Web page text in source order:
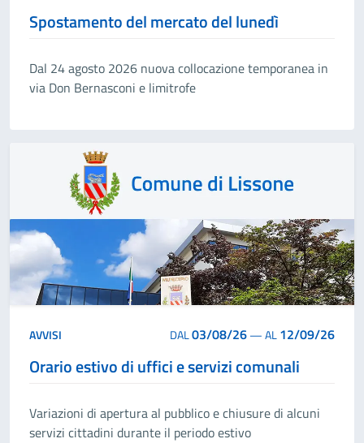
Spostamento del mercato del lunedì
Dal 24 agosto 2026 nuova collocazione temporanea in
via Don Bernasconi e limitrofe
AVVISI DAL03/08/26—AL12/09/26
Orario estivo di uffici e servizi comunali
Variazioni di apertura al pubblico e chiusure di alcuni
servizi cittadini durante il periodo estivo